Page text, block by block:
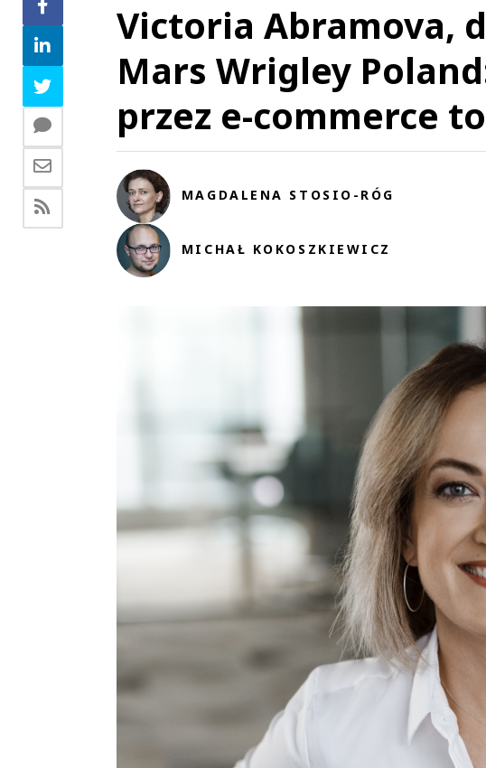
Victoria Abramova,
Mars Wrigley
przez e-commerce
MAGDALENA STOSIO-RÓG
MICHAŁ KOKOSZKIEWICZ